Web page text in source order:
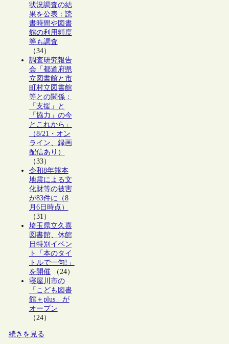
状況調査の結
果を公表：読
書時間や図書
館の利用頻度
等も調査
（34）
調査研究報告
会「都道府県
立図書館と市
町村立図書館
等との関係：
「支援」と
「協力」の今
とこれから」
（8/21・オン
ライン、録画
配信あり）
（33）
令和8年熊本
地震による文
化財等の被害
が83件に（8
月6日時点）
（31）
埼玉県立久喜
図書館、休館
日特別イベン
ト「本のタイ
トルで一句!」
を開催（24）
寝屋川市の
「こども図書
館＋plus」が
オープン
（24）
続きを見る